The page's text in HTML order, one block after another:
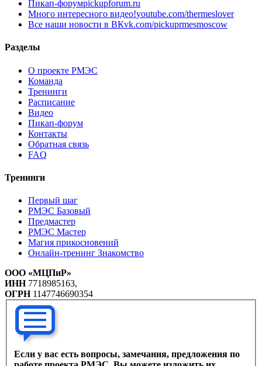
Пикап-форумpickupforum.ru
Много интересного видео!youtube.com/thermeslover
Все наши новости в ВКvk.com/pickuprmesmoscow
Разделы
О проекте РМЭС
Команда
Тренинги
Расписание
Видео
Пикап-форум
Контакты
Обратная связь
FAQ
Тренинги
Первый шаг
РМЭС Базовый
Предмастер
РМЭС Мастер
Магия прикосновений
Онлайн-тренинг Знакомство
ООО «МЦПиР»
ИНН7718985163,
ОГРН1147746690354
Если у вас есть вопросы, замечания, предложения по